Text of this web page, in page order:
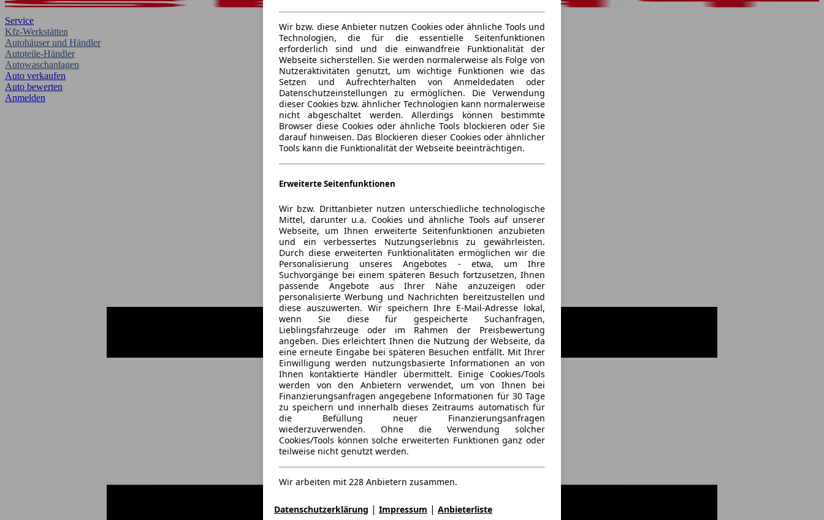
Service
Kfz-Werkstätten
Autohäuser und Händler
Autoteile-Händler
Autowaschanlagen
Auto verkaufen
Auto bewerten
Anmelden
Wir bzw. diese Anbieter nutzen Cookies oder ähnliche Tools und
Technologien, die für die essentielle Seitenfunktionen
erforderlich sind und die einwandfreie Funktionalität der
Webseite sicherstellen. Sie werden normalerweise als Folge von
Nutzeraktivitäten genutzt, um wichtige Funktionen wie das
Setzen und Aufrechterhalten von Anmeldedaten oder
Datenschutzeinstellungen zu ermöglichen. Die Verwendung
dieser Cookies bzw. ähnlicher Technologien kann normalerweise
nicht abgeschaltet werden. Allerdings können bestimmte
Browser diese Cookies oder ähnliche Tools blockieren oder Sie
darauf hinweisen. Das Blockieren dieser Cookies oder ähnlicher
Tools kann die Funktionalität der Webseite beeinträchtigen.
Erweiterte Seitenfunktionen
Wir bzw. Drittanbieter nutzen unterschiedliche technologische
Mittel, darunter u.a. Cookies und ähnliche Tools auf unserer
Webseite, um Ihnen erweiterte Seitenfunktionen anzubieten
und ein verbessertes Nutzungserlebnis zu gewährleisten.
Durch diese erweiterten Funktionalitäten ermöglichen wir die
Personalisierung unseres Angebotes - etwa, um Ihre
Suchvorgänge bei einem späteren Besuch fortzusetzen, Ihnen
passende Angebote aus Ihrer Nähe anzuzeigen oder
personalisierte Werbung und Nachrichten bereitzustellen und
diese auszuwerten. Wir speichern Ihre E-Mail-Adresse lokal,
wenn Sie diese für gespeicherte Suchanfragen,
Lieblingsfahrzeuge oder im Rahmen der Preisbewertung
angeben. Dies erleichtert Ihnen die Nutzung der Webseite, da
eine erneute Eingabe bei späteren Besuchen entfällt. Mit Ihrer
Einwilligung werden nutzungsbasierte Informationen an von
Ihnen kontaktierte Händler übermittelt. Einige Cookies/Tools
werden von den Anbietern verwendet, um von Ihnen bei
Finanzierungsanfragen angegebene Informationen für 30 Tage
zu speichern und innerhalb dieses Zeitraums automatisch für
die Befüllung neuer Finanzierungsanfragen
wiederzuverwenden. Ohne die Verwendung solcher
Cookies/Tools können solche erweiterten Funktionen ganz oder
teilweise nicht genutzt werden.
Wir arbeiten mit 228 Anbietern zusammen.
Datenschutzerklärung | Impressum | Anbieterliste